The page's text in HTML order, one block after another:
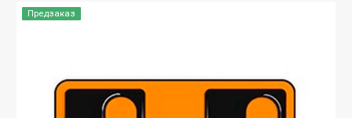
Предзаказ